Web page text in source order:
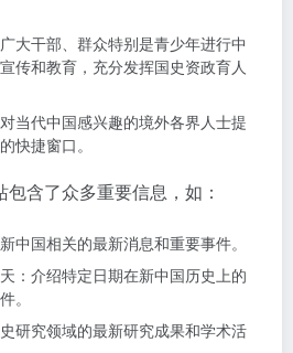
大干部、群众特别是青少年进行中
传和教育，充分发挥国史资政育人
当代中国感兴趣的境外各界人士提
快捷窗口。
含了众多重要信息，如：
中国相关的最新消息和重要事件。
：介绍特定日期在新中国历史上的
。
研究领域的最新研究成果和学术活